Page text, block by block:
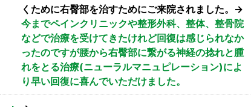
くために右臀部を治すためにご来院されました。→
今までペインクリニックや整形外科、整体、整骨院
などで治療を受けてきたけれど回復は感じられなか
ったのですが腰から右臀部に繋がる神経の捻れと腫
れをとる治療(ニューラルマニュピレーション)によ
り早い回復に喜んでいただけました。